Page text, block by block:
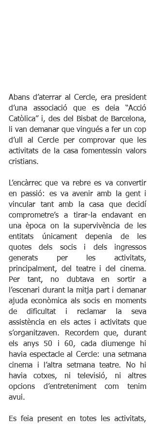
Abans d’aterrar al Cercle, era president
d’una associació que es deia “Acció
Catòlica” i, des del Bisbat de Barcelona,
li van demanar que vingués a fer un cop
d’ull al Cercle per comprovar que les
activitats de la casa fomentessin valors
cristians.
L’encàrrec que va rebre es va convertir
en passió: es va avenir amb la gent i
vincular tant amb la casa que decidí
comprometre’s a tirar-la endavant en
una època on la supervivència de les
entitats únicament depenia de les
quotes dels socis i dels ingressos
generats per les activitats,
principalment, del teatre i del cinema.
Per tant, no dubtava en sortir a
l’escenari durant la mitja part i demanar
ajuda econòmica als socis en moments
de dificultat i reclamar la seva
assistència en els actes i activitats que
s’organitzaven. Recordem que, durant
els anys 50 i 60, cada diumenge hi
havia espectacle al Cercle: una setmana
cinema i l’altra setmana teatre. No hi
havia cotxes, ni televisió, ni altres
opcions d’entreteniment com tenim
avui.
Es feia present en totes les activitats,